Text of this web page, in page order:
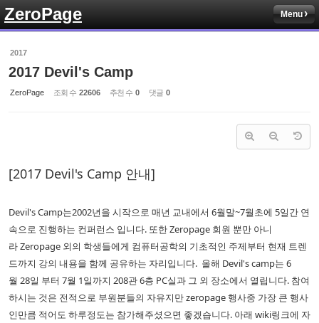
ZeroPage Menu
2017
2017 Devil's Camp
ZeroPage 조회 수 22606 추천 수 0 댓글 0
[2017 Devil's Camp 안내]
Devil's Camp는2002년을 시작으로 매년 교내에서 6월말~7월초에 5일간 연
속으로 진행하는 컨퍼런스 입니다. 또한 Zeropage 회원 뿐만 아니
라 Zeropage 외의 학생들에게 컴퓨터공학의 기초적인 주제부터 현재 트렌
드까지 강의 내용을 함께 공유하는 자리입니다. 올해 Devil's camp는 6
월 28일 부터 7월 1일까지 208관 6층 PC실과 그 외 장소에서 열립니다. 참여
하시는 것은 전적으로 부원분들의 자유지만 zeropage 행사중 가장 큰 행사
인만큼 적어도 하루정도는 참가해주셨으면 좋겠습니다. 아래 wiki링크에 자
Sketchbook5, 스케치북5
Sketchbook5, 스케치북5